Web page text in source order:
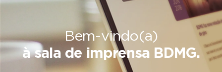
Bem-vindo(a)
à sala de imprensa BDMG.